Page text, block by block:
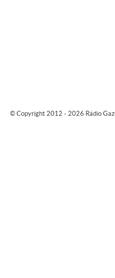
© Copyright 2012 - 2026 Rádio